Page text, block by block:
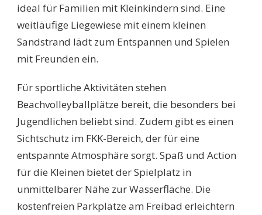
ideal für Familien mit Kleinkindern sind. Eine
weitläufige Liegewiese mit einem kleinen
Sandstrand lädt zum Entspannen und Spielen
mit Freunden ein.
Für sportliche Aktivitäten stehen
Beachvolleyballplätze bereit, die besonders bei
Jugendlichen beliebt sind. Zudem gibt es einen
Sichtschutz im FKK-Bereich, der für eine
entspannte Atmosphäre sorgt. Spaß und Action
für die Kleinen bietet der Spielplatz in
unmittelbarer Nähe zur Wasserfläche. Die
kostenfreien Parkplätze am Freibad erleichtern